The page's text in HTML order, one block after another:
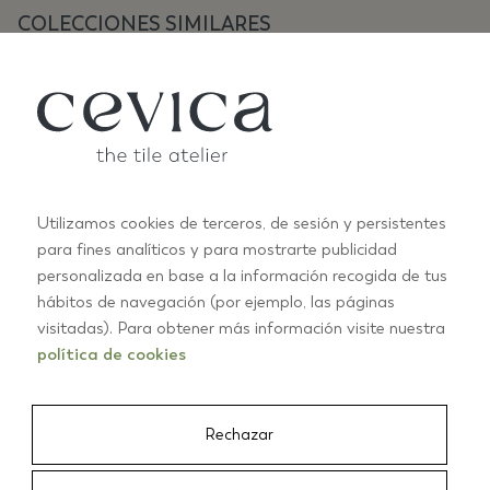
COLECCIONES SIMILARES
ANTIC PASTELS
+10
Utilizamos cookies de terceros, de sesión y persistentes
para fines analíticos y para mostrarte publicidad
personalizada en base a la información recogida de tus
hábitos de navegación (por ejemplo, las páginas
visitadas). Para obtener más información visite nuestra
política de cookies
Rechazar